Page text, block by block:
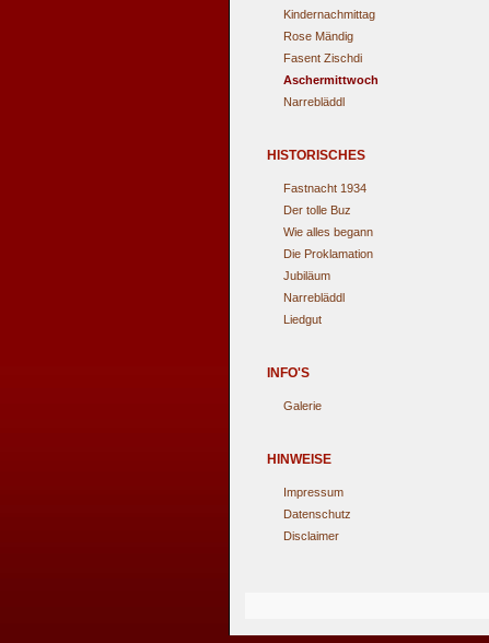
Kindernachmittag
Rose Mändig
Fasent Zischdi
Aschermittwoch
Narrebläddl
HISTORISCHES
Fastnacht 1934
Der tolle Buz
Wie alles begann
Die Proklamation
Jubiläum
Narrebläddl
Liedgut
INFO'S
Galerie
HINWEISE
Impressum
Datenschutz
Disclaimer